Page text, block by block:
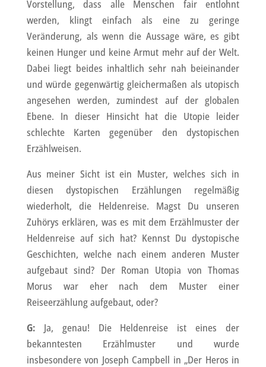
Vorstellung, dass alle Menschen fair entlohnt
werden, klingt einfach als eine zu geringe
Veränderung, als wenn die Aussage wäre, es gibt
keinen Hunger und keine Armut mehr auf der Welt.
Dabei liegt beides inhaltlich sehr nah beieinander
und würde gegenwärtig gleichermaßen als utopisch
angesehen werden, zumindest auf der globalen
Ebene. In dieser Hinsicht hat die Utopie leider
schlechte Karten gegenüber den dystopischen
Erzählweisen.
Aus meiner Sicht ist ein Muster, welches sich in
diesen dystopischen Erzählungen regelmäßig
wiederholt, die Heldenreise. Magst Du unseren
Zuhörys erklären, was es mit dem Erzählmuster der
Heldenreise auf sich hat? Kennst Du dystopische
Geschichten, welche nach einem anderen Muster
aufgebaut sind? Der Roman Utopia von Thomas
Morus war eher nach dem Muster einer
Reiseerzählung aufgebaut, oder?
G:Ja, genau! Die Heldenreise ist eines der
bekanntesten Erzählmuster und wurde
insbesondere von Joseph Campbell in „Der Heros in